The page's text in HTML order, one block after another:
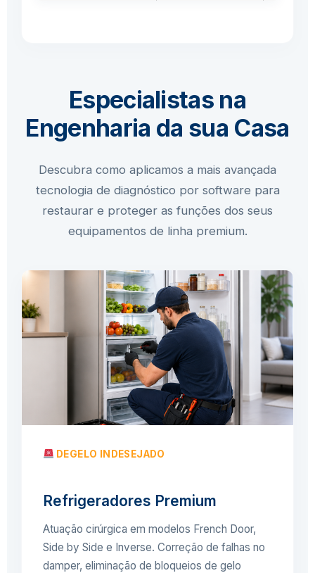
Especialistas na
Engenharia da sua Casa
Descubra como aplicamos a mais avançada
tecnologia de diagnóstico por software para
restaurar e proteger as funções dos seus
equipamentos de linha premium.
DEGELO INDESEJADO
Refrigeradores Premium
Atuação cirúrgica em modelos French Door,
Side by Side e Inverse. Correção de falhas no
damper, eliminação de bloqueios de gelo